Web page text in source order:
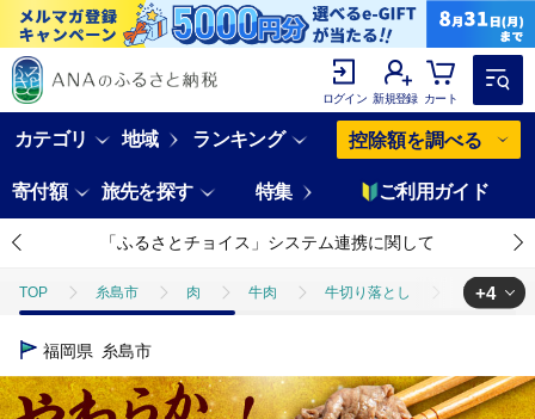
ログイン 新規登録 カート
カテゴリ 地域 ランキング 控除額を調べる
寄付額 旅先を探す 特集 ご利用ガイド
「ふるさとチョイス」システム連携に関して
TOP 糸島市 肉 牛肉 牛切り落とし 博多和牛
TOP
TOP 肉 牛肉 博多和牛 博多和牛 切り落とし500g 糸
+4
福岡県 糸島市